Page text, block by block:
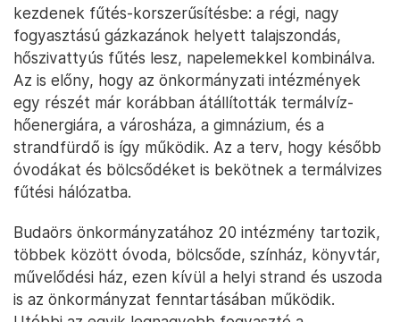
kezdenek fűtés-korszerűsítésbe: a régi, nagy
fogyasztású gázkazánok helyett talajszondás,
hőszivattyús fűtés lesz, napelemekkel kombinálva.
Az is előny, hogy az önkormányzati intézmények
egy részét már korábban átállították termálvíz-
hőenergiára, a városháza, a gimnázium, és a
strandfürdő is így működik. Az a terv, hogy később
óvodákat és bölcsődéket is bekötnek a termálvizes
fűtési hálózatba.
Budaörs önkormányzatához 20 intézmény tartozik,
többek között óvoda, bölcsőde, színház, könyvtár,
művelődési ház, ezen kívül a helyi strand és uszoda
is az önkormányzat fenntartásában működik.